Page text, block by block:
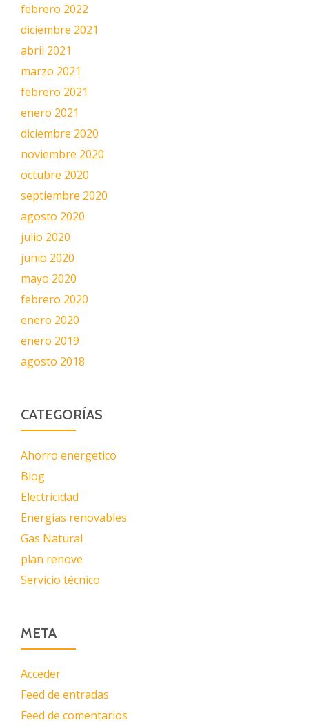
febrero 2022
diciembre 2021
abril 2021
marzo 2021
febrero 2021
enero 2021
diciembre 2020
noviembre 2020
octubre 2020
septiembre 2020
agosto 2020
julio 2020
junio 2020
mayo 2020
febrero 2020
enero 2020
enero 2019
agosto 2018
CATEGORÍAS
Ahorro energetico
Blog
Electricidad
Energías renovables
Gas Natural
plan renove
Servicio técnico
META
Acceder
Feed de entradas
Feed de comentarios